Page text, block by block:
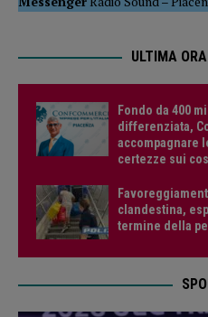
ULTIMA
Fondo da 400
differenziata,
accompagnare
certezze sui
clandestina,
termine della